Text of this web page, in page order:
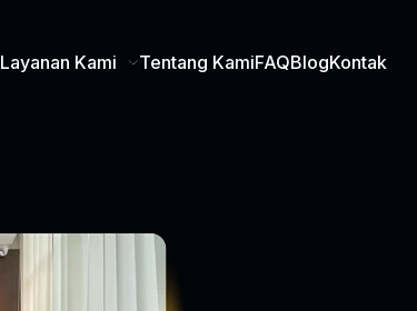
Layanan Kami Tentang KamiFAQBlogKontak